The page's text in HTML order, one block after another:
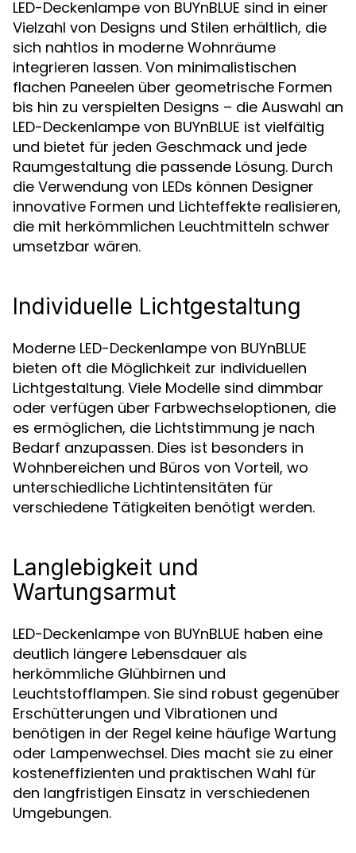
LED-Deckenlampe von BUYnBLUE sind in einer
Vielzahl von Designs und Stilen erhältlich, die
sich nahtlos in moderne Wohnräume
integrieren lassen. Von minimalistischen
flachen Paneelen über geometrische Formen
bis hin zu verspielten Designs – die Auswahl an
LED-Deckenlampe von BUYnBLUE ist vielfältig
und bietet für jeden Geschmack und jede
Raumgestaltung die passende Lösung. Durch
die Verwendung von LEDs können Designer
innovative Formen und Lichteffekte realisieren,
die mit herkömmlichen Leuchtmitteln schwer
umsetzbar wären.
Individuelle Lichtgestaltung
Moderne LED-Deckenlampe von BUYnBLUE
bieten oft die Möglichkeit zur individuellen
Lichtgestaltung. Viele Modelle sind dimmbar
oder verfügen über Farbwechseloptionen, die
es ermöglichen, die Lichtstimmung je nach
Bedarf anzupassen. Dies ist besonders in
Wohnbereichen und Büros von Vorteil, wo
unterschiedliche Lichtintensitäten für
verschiedene Tätigkeiten benötigt werden.
Langlebigkeit und
Wartungsarmut
LED-Deckenlampe von BUYnBLUE haben eine
deutlich längere Lebensdauer als
herkömmliche Glühbirnen und
Leuchtstofflampen. Sie sind robust gegenüber
Erschütterungen und Vibrationen und
benötigen in der Regel keine häufige Wartung
oder Lampenwechsel. Dies macht sie zu einer
kosteneffizienten und praktischen Wahl für
den langfristigen Einsatz in verschiedenen
Umgebungen.